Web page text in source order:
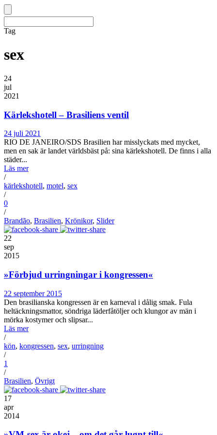
Tag
sex
24
jul
2021
Kärlekshotell – Brasiliens ventil
24 juli 2021
RIO DE JANEIRO/SDS Brasilien har misslyckats med mycket,
men en sak är landet världsbäst på: sina kärlekshotell. De finns i alla
städer...
Läs mer
/
kärlekshotell, motel, sex
/
0
/
Brandão, Brasilien, Krönikor, Slider
22
sep
2015
»Förbjud urringningar i kongressen«
22 september 2015
Den brasilianska kongressen är en karneval i dålig smak. Fula
heltäckningsmattor, söndriga läderfåtöljer och klungor av män i
mörka kostymer och slipsar...
Läs mer
/
kön, kongressen, sex, urringning
/
1
/
Brasilien, Övrigt
17
apr
2014